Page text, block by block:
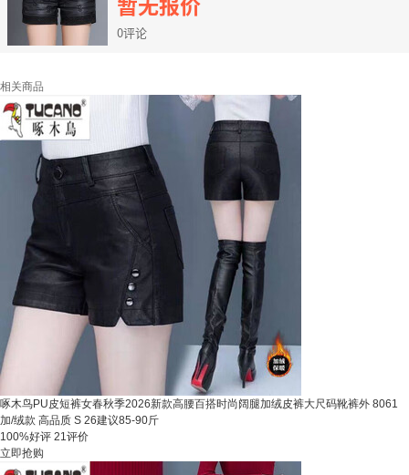
0评论
相关商品
啄木鸟PU皮短裤女春秋季2026新款高腰百搭时尚阔腿加绒皮裤大尺码靴裤外 8061
加/绒款 高品质 S 26建议85-90斤
100%好评 21评价
立即抢购